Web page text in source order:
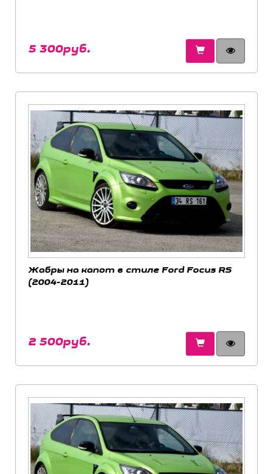
5 300руб.
Жабры на капот в стиле Ford Focus RS
(2004-2011)
2 500руб.